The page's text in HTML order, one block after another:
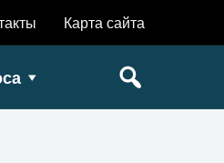
Карта сайта